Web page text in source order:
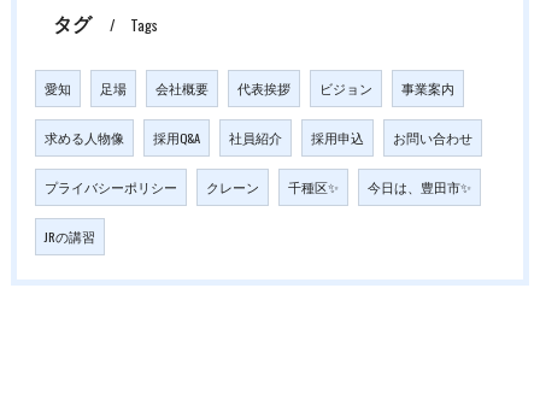
タグ Tags
愛知 足場 会社概要 代表挨拶 ビジョン 事業案内
求める人物像 採用Q&A 社員紹介 採用申込 お問い合わせ
プライバシーポリシー クレーン 千種区✨ 今日は、豊田市✨
JRの講習